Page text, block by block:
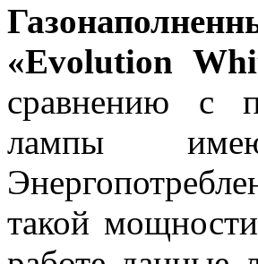
«Evolution
сравнению с
лампы
такой